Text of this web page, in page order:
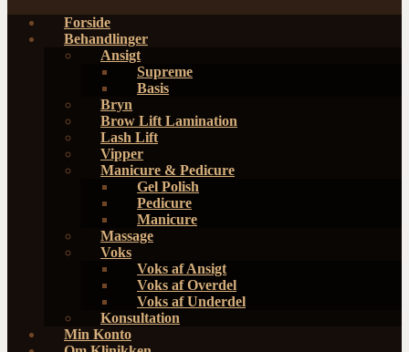
Forside
Behandlinger
Ansigt
Supreme
Basis
Bryn
Brow Lift Lamination
Lash Lift
Vipper
Manicure & Pedicure
Gel Polish
Pedicure
Manicure
Massage
Voks
Voks af Ansigt
Voks af Overdel
Voks af Underdel
Konsultation
Min Konto